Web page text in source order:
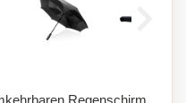
Regenschirm,